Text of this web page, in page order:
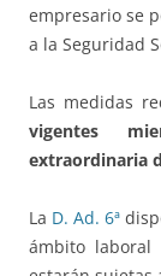
empresario se
a la Seguridad
Las medidas
vigentes
extraordinaria
La D. Ad. 6ª
ámbito laboral